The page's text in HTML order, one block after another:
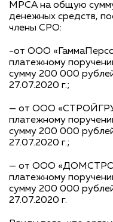
МРСА на общую
денежных средств,
члены СРО:
-от ООО
платежному
сумму 200 000
27.07.2020 г.;
— от ООО
платежному
сумму 200 000
27.07.2020 г.;
— от ООО
платежному
сумму 200 000
27.07.2020 г.